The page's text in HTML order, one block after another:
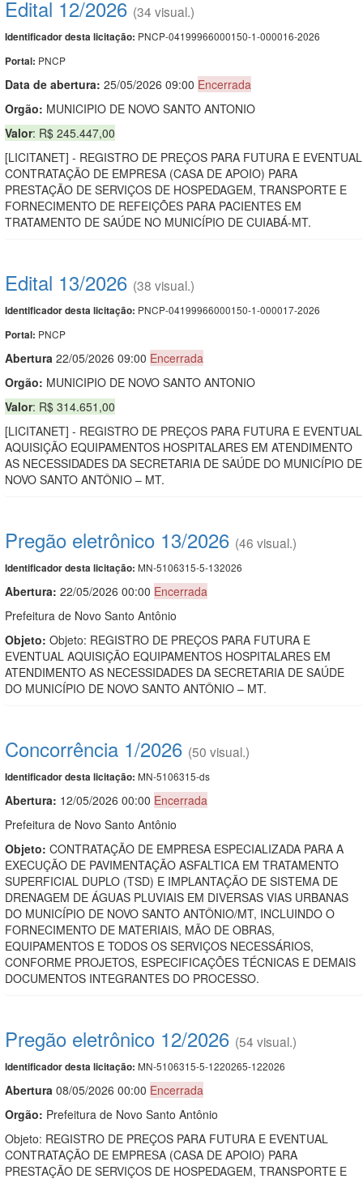
Edital 12/2026 (34 visual.)
Identificador desta licitação: PNCP-04199966000150-1-000016-2026
Portal: PNCP
Data de abertura: 25/05/2026 09:00 Encerrada
Orgão: MUNICIPIO DE NOVO SANTO ANTONIO
Valor: R$ 245.447,00
[LICITANET] - REGISTRO DE PREÇOS PARA FUTURA E EVENTUAL
CONTRATAÇÃO DE EMPRESA (CASA DE APOIO) PARA
PRESTAÇÃO DE SERVIÇOS DE HOSPEDAGEM, TRANSPORTE E
FORNECIMENTO DE REFEIÇÕES PARA PACIENTES EM
TRATAMENTO DE SAÚDE NO MUNICÍPIO DE CUIABÁ-MT.
Edital 13/2026 (38 visual.)
Identificador desta licitação: PNCP-04199966000150-1-000017-2026
Portal: PNCP
Abertura 22/05/2026 09:00 Encerrada
Orgão: MUNICIPIO DE NOVO SANTO ANTONIO
Valor: R$ 314.651,00
[LICITANET] - REGISTRO DE PREÇOS PARA FUTURA E EVENTUAL
AQUISIÇÃO EQUIPAMENTOS HOSPITALARES EM ATENDIMENTO
AS NECESSIDADES DA SECRETARIA DE SAÚDE DO MUNICÍPIO DE
NOVO SANTO ANTÔNIO – MT.
Pregão eletrônico 13/2026 (46 visual.)
Identificador desta licitação: MN-5106315-5-132026
Abertura: 22/05/2026 00:00 Encerrada
Prefeitura de Novo Santo Antônio
Objeto: Objeto: REGISTRO DE PREÇOS PARA FUTURA E
EVENTUAL AQUISIÇÃO EQUIPAMENTOS HOSPITALARES EM
ATENDIMENTO AS NECESSIDADES DA SECRETARIA DE SAÚDE
DO MUNICÍPIO DE NOVO SANTO ANTÔNIO – MT.
Concorrência 1/2026 (50 visual.)
Identificador desta licitação: MN-5106315-ds
Abertura: 12/05/2026 00:00 Encerrada
Prefeitura de Novo Santo Antônio
Objeto: CONTRATAÇÃO DE EMPRESA ESPECIALIZADA PARA A
EXECUÇÃO DE PAVIMENTAÇÃO ASFALTICA EM TRATAMENTO
SUPERFICIAL DUPLO (TSD) E IMPLANTAÇÃO DE SISTEMA DE
DRENAGEM DE ÁGUAS PLUVIAIS EM DIVERSAS VIAS URBANAS
DO MUNICÍPIO DE NOVO SANTO ANTÔNIO/MT, INCLUINDO O
FORNECIMENTO DE MATERIAIS, MÃO DE OBRAS,
EQUIPAMENTOS E TODOS OS SERVIÇOS NECESSÁRIOS,
CONFORME PROJETOS, ESPECIFICAÇÕES TÉCNICAS E DEMAIS
DOCUMENTOS INTEGRANTES DO PROCESSO.
Pregão eletrônico 12/2026 (54 visual.)
Identificador desta licitação: MN-5106315-5-1220265-122026
Abertura 08/05/2026 00:00 Encerrada
Orgão: Prefeitura de Novo Santo Antônio
Objeto: REGISTRO DE PREÇOS PARA FUTURA E EVENTUAL
CONTRATAÇÃO DE EMPRESA (CASA DE APOIO) PARA
PRESTAÇÃO DE SERVIÇOS DE HOSPEDAGEM, TRANSPORTE E